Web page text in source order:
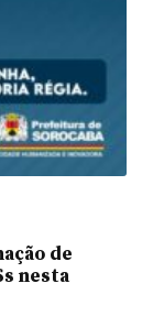
de
nesta